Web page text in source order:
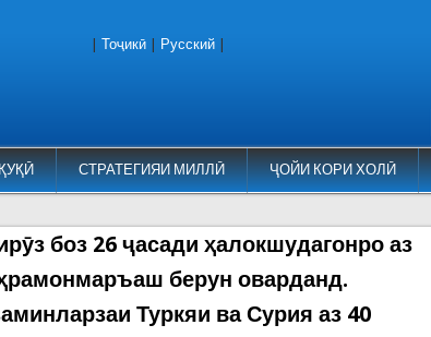
СТРАТЕГИЯИ МИЛЛӢ ҶОЙИ КОРИ ХОЛӢ
Тоҷикӣ Русский
боз 26 ҷасади ҳалокшудагонро аз
берун оварданд.
Туркяи ва Сурия аз 40